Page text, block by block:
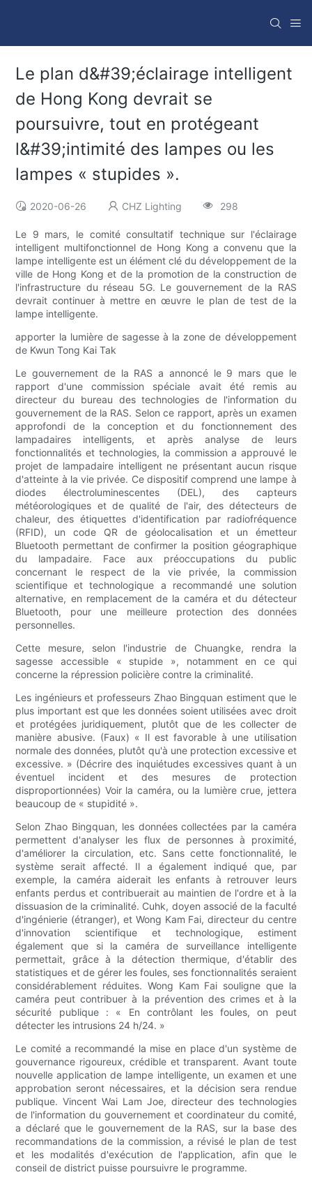
Le plan d&#39;éclairage intelligent
de Hong Kong devrait se
poursuivre, tout en protégeant
l&#39;intimité des lampes ou les
lampes « stupides ».
2020-06-26 CHZ Lighting 298
Le 9 mars, le comité consultatif technique sur l'éclairage
intelligent multifonctionnel de Hong Kong a convenu que la
lampe intelligente est un élément clé du développement de la
ville de Hong Kong et de la promotion de la construction de
l'infrastructure du réseau 5G. Le gouvernement de la RAS
devrait continuer à mettre en œuvre le plan de test de la
lampe intelligente.
apporter la lumière de sagesse à la zone de développement
de Kwun Tong Kai Tak
Le gouvernement de la RAS a annoncé le 9 mars que le
rapport d'une commission spéciale avait été remis au
directeur du bureau des technologies de l'information du
gouvernement de la RAS. Selon ce rapport, après un examen
approfondi de la conception et du fonctionnement des
lampadaires intelligents, et après analyse de leurs
fonctionnalités et technologies, la commission a approuvé le
projet de lampadaire intelligent ne présentant aucun risque
d'atteinte à la vie privée. Ce dispositif comprend une lampe à
diodes électroluminescentes (DEL), des capteurs
météorologiques et de qualité de l'air, des détecteurs de
chaleur, des étiquettes d'identification par radiofréquence
(RFID), un code QR de géolocalisation et un émetteur
Bluetooth permettant de confirmer la position géographique
du lampadaire. Face aux préoccupations du public
concernant le respect de la vie privée, la commission
scientifique et technologique a recommandé une solution
alternative, en remplacement de la caméra et du détecteur
Bluetooth, pour une meilleure protection des données
personnelles.
Cette mesure, selon l'industrie de Chuangke, rendra la
sagesse accessible « stupide », notamment en ce qui
concerne la répression policière contre la criminalité.
Les ingénieurs et professeurs Zhao Bingquan estiment que le
plus important est que les données soient utilisées avec droit
et protégées juridiquement, plutôt que de les collecter de
manière abusive. (Faux) « Il est favorable à une utilisation
normale des données, plutôt qu'à une protection excessive et
excessive. » (Décrire des inquiétudes excessives quant à un
éventuel incident et des mesures de protection
disproportionnées) Voir la caméra, ou la lumière crue, jettera
beaucoup de « stupidité ».
Selon Zhao Bingquan, les données collectées par la caméra
permettent d'analyser les flux de personnes à proximité,
d'améliorer la circulation, etc. Sans cette fonctionnalité, le
système serait affecté. Il a également indiqué que, par
exemple, la caméra aiderait les enfants à retrouver leurs
enfants perdus et contribuerait au maintien de l'ordre et à la
dissuasion de la criminalité. Cuhk, doyen associé de la faculté
d'ingénierie (étranger), et Wong Kam Fai, directeur du centre
d'innovation scientifique et technologique, estiment
également que si la caméra de surveillance intelligente
permettait, grâce à la détection thermique, d'établir des
statistiques et de gérer les foules, ses fonctionnalités seraient
considérablement réduites. Wong Kam Fai souligne que la
caméra peut contribuer à la prévention des crimes et à la
sécurité publique : « En contrôlant les foules, on peut
détecter les intrusions 24 h/24. »
Le comité a recommandé la mise en place d'un système de
gouvernance rigoureux, crédible et transparent. Avant toute
nouvelle application de lampe intelligente, un examen et une
approbation seront nécessaires, et la décision sera rendue
publique. Vincent Wai Lam Joe, directeur des technologies
de l'information du gouvernement et coordinateur du comité,
a déclaré que le gouvernement de la RAS, sur la base des
recommandations de la commission, a révisé le plan de test
et les modalités d'exécution de l'application, afin que le
conseil de district puisse poursuivre le programme.